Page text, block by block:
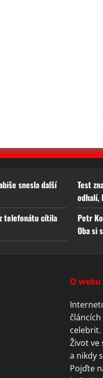
snesla další
Test
odhalí,
telefonátu cítila
Petr
Oba si
O webu
celebrit.
Život ve
a nikdy
Pojďte